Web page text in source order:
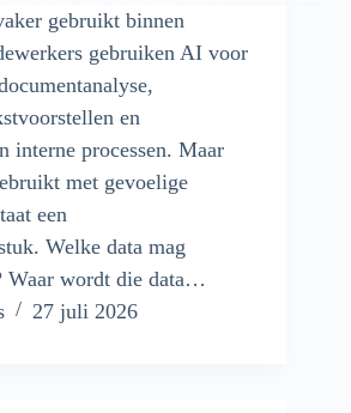
gebruikt binnen
gebruiken AI voor
en
interne processen. Maar
met gevoelige
een
Welke data mag
Waar wordt die data…
27 juli 2026